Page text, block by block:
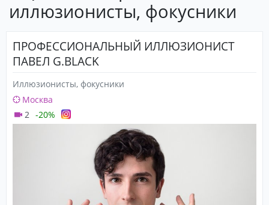
иллюзионисты, фокусники
ПРОФЕССИОНАЛЬНЫЙ ИЛЛЮЗИОНИСТ
ПАВЕЛ G.BLACK
Иллюзионисты, фокусники
Москва
2 -20%